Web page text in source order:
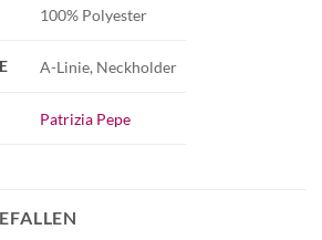
Patrizia Pepe
100% Polyester
A-Linie, Neckholder